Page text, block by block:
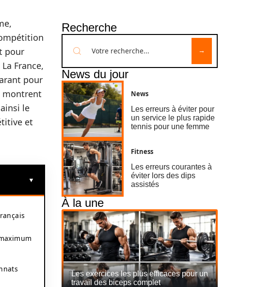
pour
France,
pour
montrent
le
et
Recherche
News du jour
News
Les erreurs à éviter pour
un service le plus rapide
tennis pour une femme
Fitness
Les erreurs courantes à
éviter lors des dips
assistés
À la une
Les exercices les plus efficaces pour un
travail des biceps complet